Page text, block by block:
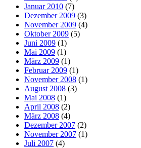
Januar 2010 (7)
Dezember 2009 (3)
November 2009 (4)
Oktober 2009 (5)
Juni 2009 (1)
Mai 2009 (1)
März 2009 (1)
Februar 2009 (1)
November 2008 (1)
August 2008 (3)
Mai 2008 (1)
April 2008 (2)
März 2008 (4)
Dezember 2007 (2)
November 2007 (1)
Juli 2007 (4)